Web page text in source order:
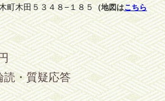
町木田５３４８−１８５（地図はこちら
読・質疑応答